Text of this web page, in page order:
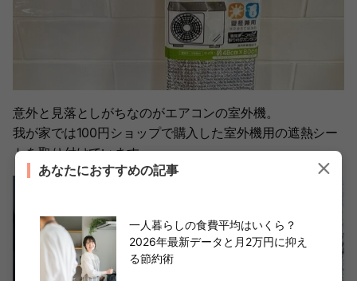
意外と見落としがちなのがエアコンの室外機。
我が家では100円ショップで購入した室外機用の遮熱シー
トを取り付けています。
あなたにおすすめの記事
一人暮らしの食費平均はいくら？
2026年最新データと月2万円に抑え
る節約術